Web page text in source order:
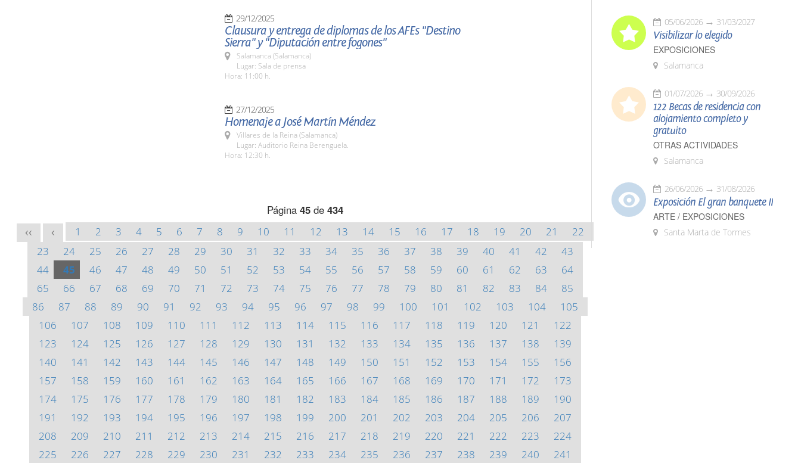
29/12/2025
Clausura y entrega de diplomas de los AFEs "Destino
Sierra" y "Diputación entre fogones"
Salamanca (Salamanca)
Lugar: Sala de prensa
Hora: 11:00 h.
27/12/2025
Homenaje a José Martín Méndez
Villares de la Reina (Salamanca)
Lugar: Auditorio Reina Berenguela.
Hora: 12:30 h.
Página 45 de 434
<< < 1 2 3 4 5 6 7 8 9 10 11 12 13 14 15 16 17 18 19 20 21
22
23
24 25 26 27 28 29 30 31 32 33 34 35 36 37 38 39 40 41 42
43
44
45 46 47 48 49 50 51 52 53 54 55 56 57 58 59 60 61 62 63
64
65
66 67 68 69 70 71 72 73 74 75 76 77 78 79 80 81 82 83 84
85
86
87 88 89 90 91 92 93 94 95 96 97 98 99 100 101 102 103 104
105
106
107 108 109 110 111 112 113 114 115 116 117 118 119 120 121
122
123
124 125 126 127 128 129 130 131 132 133 134 135 136 137 138
139
140
141 142 143 144 145 146 147 148 149 150 151 152 153 154 155
156
157
158 159 160 161 162 163 164 165 166 167 168 169 170 171 172
173
174
175 176 177 178 179 180 181 182 183 184 185 186 187 188 189
190
191
192 193 194 195 196 197 198 199 200 201 202 203 204 205 206
207
208
209 210 211 212 213 214 215 216 217 218 219 220 221 222 223
224
225
226 227 228 229 230 231 232 233 234 235 236 237 238 239 240 241
05/06/2026 31/03/2027
Visibilizar lo elegido
EXPOSICIONES
Salamanca
01/07/2026 30/09/2026
122 Becas de residencia con
alojamiento completo y
gratuito
OTRAS ACTIVIDADES
Salamanca
26/06/2026 31/08/2026
Exposición El gran banquete II
ARTE / EXPOSICIONES
Santa Marta de Tormes